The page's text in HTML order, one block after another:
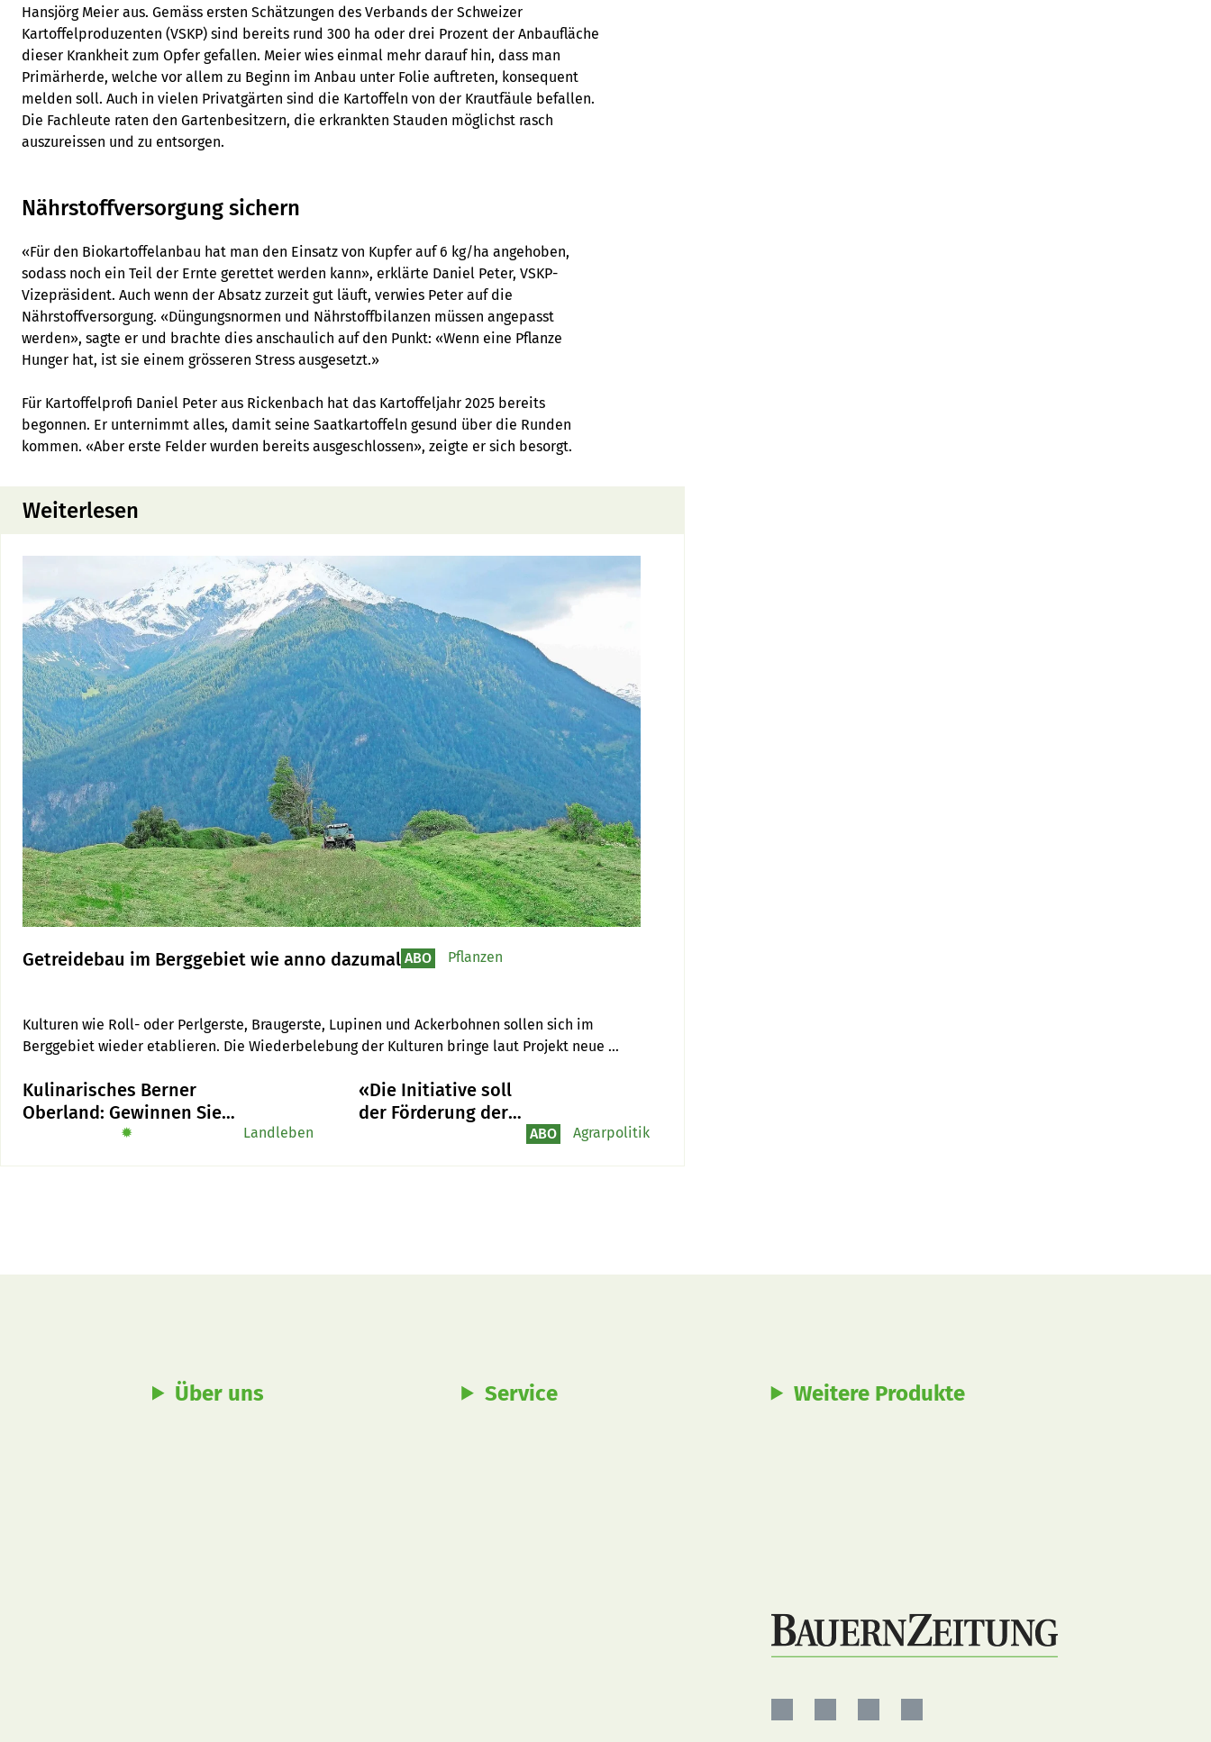
Hansjörg Meier aus. Gemäss ersten Schätzungen des Verbands der Schweizer
Kartoffelproduzenten (VSKP) sind bereits rund 300 ha oder drei Prozent der Anbaufläche
dieser Krankheit zum Opfer gefallen. Meier wies einmal mehr darauf hin, dass man
Primärherde, welche vor allem zu Beginn im Anbau unter Folie auftreten, konsequent
melden soll. Auch in vielen Privatgärten sind die Kartoffeln von der Krautfäule befallen.
Die Fachleute raten den Gartenbesitzern, die erkrankten Stauden möglichst rasch
auszureissen und zu entsorgen.
Nährstoffversorgung sichern
«Für den Biokartoffelanbau hat man den Einsatz von Kupfer auf 6 kg/ha angehoben,
sodass noch ein Teil der Ernte gerettet werden kann», erklärte Daniel Peter, VSKP-
Vizepräsident. Auch wenn der Absatz zurzeit gut läuft, verwies Peter auf die
Nährstoffversorgung. «Düngungsnormen und Nährstoffbilanzen müssen angepasst
werden», sagte er und brachte dies anschaulich auf den Punkt: «Wenn eine Pflanze
Hunger hat, ist sie einem grösseren Stress ausgesetzt.»
Für Kartoffelprofi Daniel Peter aus Rickenbach hat das Kartoffeljahr 2025 bereits
begonnen. Er unternimmt alles, damit seine Saatkartoffeln gesund über die Runden
kommen. «Aber erste Felder wurden bereits ausgeschlossen», zeigte er sich besorgt.
Weiterlesen
Getreidebau im Berggebiet wie anno dazumal
Kulturen wie Roll- oder Perlgerste, Braugerste, Lupinen und Ackerbohnen sollen sich im
Berggebiet wieder etablieren. Die Wiederbelebung der Kulturen bringe laut Projekt neue
ABO Pflanzen
Kulinarisches Berner
Oberland: Gewinnen Sie
das Buch «Alpe-Chuchi»
✹ Landleben
«Die Initiative soll
der Förderung der
ABO Agrarpolitik
Über uns Service Weitere Produkte